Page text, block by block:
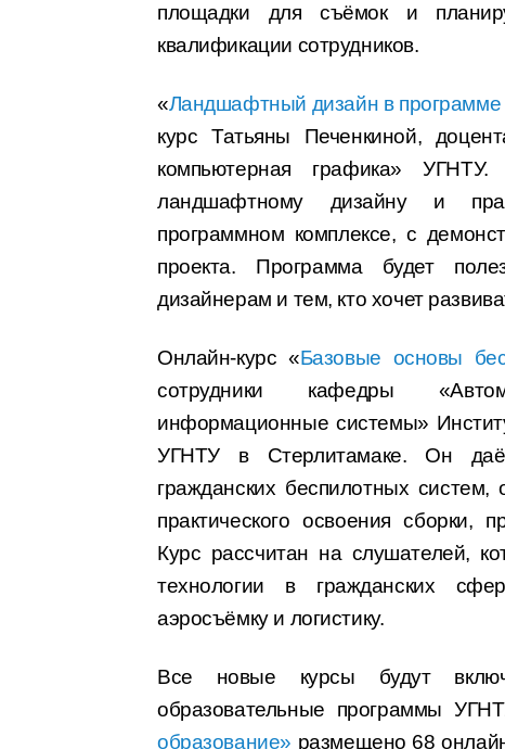
площадки для съёмок и
квалификации сотрудников.
«Ландшафтный дизайн в программе
курс Татьяны Печенкиной,
компьютерная графика»
ландшафтному дизайну и
программном комплексе, с
проекта. Программа будет
дизайнерам и тем, кто хочет
Онлайн-курс «Базовые основы
сотрудники кафедры
информационные системы»
УГНТУ в Стерлитамаке. Он
гражданских беспилотных
практического освоения сборки,
Курс рассчитан на слушателей,
технологии в гражданских
аэросъёмку и логистику.
Все новые курсы будут
образовательные программы
образование» размещено 68